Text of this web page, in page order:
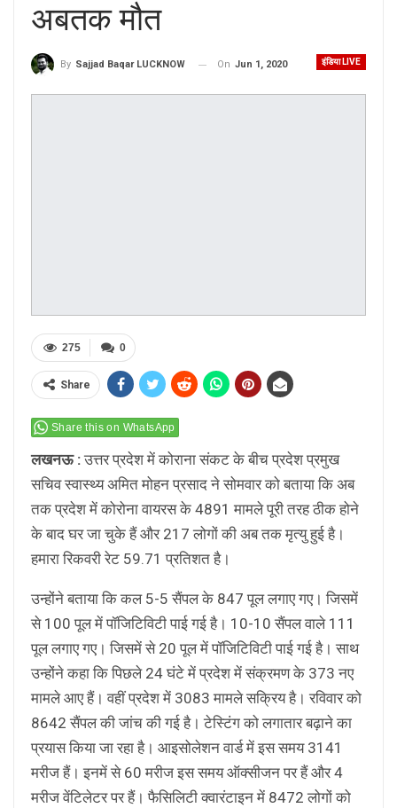
अबतक मौत
इंडिया LIVE
By Sajjad Baqar LUCKNOW On Jun 1, 2020
0
275
Share
Share this on WhatsApp
लखनऊ :उत्तर प्रदेश में कोराना संकट के बीच प्रदेश प्रमुख
सचिव स्वास्थ्य अमित मोहन प्रसाद ने सोमवार को बताया कि अब
तक प्रदेश में कोरोना वायरस के 4891 मामले पूरी तरह ठीक होने
के बाद घर जा चुके हैं और 217 लोगों की अब तक मृत्यु हुई है।
हमारा रिकवरी रेट 59.71 प्रतिशत है।
उन्होंने बताया कि कल 5-5 सैंपल के 847 पूल लगाए गए। जिसमें
से 100 पूल में पॉजिटिविटी पाई गई है। 10-10 सैंपल वाले 111
पूल लगाए गए। जिसमें से 20 पूल में पॉजिटिविटी पाई गई है। साथ
उन्होंने कहा कि पिछले 24 घंटे में प्रदेश में संक्रमण के 373 नए
मामले आए हैं। वहीं प्रदेश में 3083 मामले सक्रिय है। रविवार को
8642 सैंपल की जांच की गई है। टेस्टिंग को लगातार बढ़ाने का
प्रयास किया जा रहा है। आइसोलेशन वार्ड में इस समय 3141
मरीज हैं। इनमें से 60 मरीज इस समय ऑक्सीजन पर हैं और 4
मरीज वेंटिलेटर पर हैं। फैसिलिटी क्वारंटाइन में 8472 लोगों को